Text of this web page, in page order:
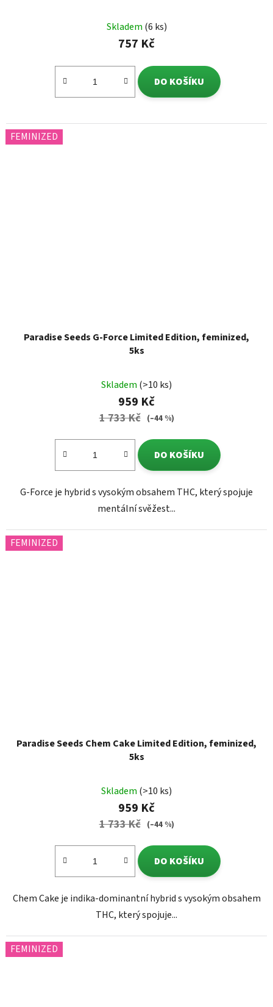
Skladem (6 ks)
757 Kč
DO KOŠÍKU
FEMINIZED
Paradise Seeds G-Force Limited Edition, feminized,
5ks
Skladem (>10 ks)
959 Kč
1 733 Kč (–44 %)
DO KOŠÍKU
G-Force je hybrid s vysokým obsahem THC, který spojuje
mentální svěžest...
FEMINIZED
Paradise Seeds Chem Cake Limited Edition, feminized,
5ks
Skladem (>10 ks)
959 Kč
1 733 Kč (–44 %)
DO KOŠÍKU
Chem Cake je indika-dominantní hybrid s vysokým obsahem
THC, který spojuje...
FEMINIZED